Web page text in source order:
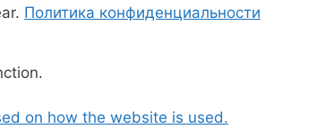
Политика конфиденциальности
on how the website is used.